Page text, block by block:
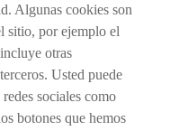
Algunas cookies son
sitio, por ejemplo el
otras
Usted puede
sociales como
botones que hemos